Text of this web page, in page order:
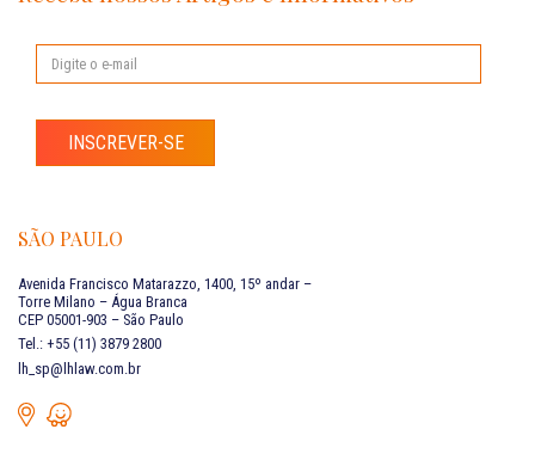
INSCREVER-SE
SÃO PAULO
Avenida Francisco Matarazzo, 1400, 15º andar –
Torre Milano – Água Branca
CEP 05001-903 – São Paulo
Tel.: +55 (11) 3879 2800
lh_sp@lhlaw.com.br